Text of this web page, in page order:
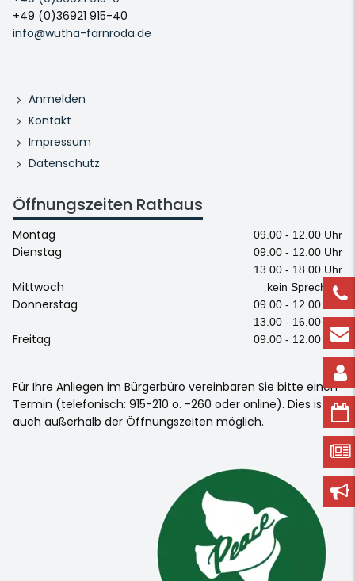
+49 (0)36921 915-40
info@wutha-farnroda.de
Anmelden
Kontakt
Impressum
Datenschutz
Öffnungszeiten Rathaus
Montag 09.00 - 12.00 Uhr
Dienstag
09.00 - 12.00 Uhr
13.00 - 18.00 Uhr
Mittwoch kein Sprechtag
Donnerstag
09.00 - 12.00 Uhr
13.00 - 16.00 Uhr
Freitag 09.00 - 12.00 Uhr
Für Ihre Anliegen im Bürgerbüro vereinbaren Sie bitte einen
Termin (telefonisch: 915-210 o. -260 oder online). Dies ist
auch außerhalb der Öffnungszeiten möglich.